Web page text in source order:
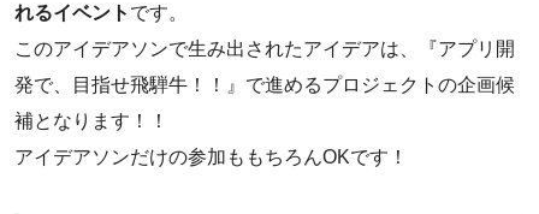
れるイベント です。
このアイデアソンで生み出されたアイデアは、『アプリ開
発で、目指せ飛騨牛！！』で進めるプロジェクトの企画候
補となります！！
アイデアソンだけの参加ももちろんOKです！